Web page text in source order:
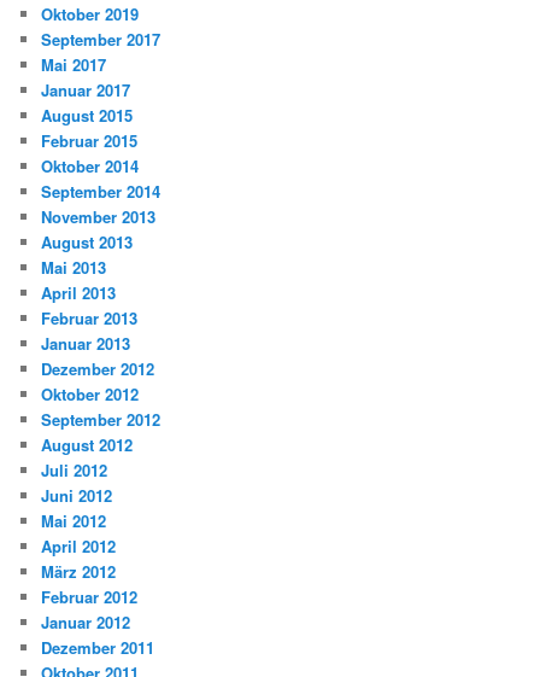
Oktober 2019
September 2017
Mai 2017
Januar 2017
August 2015
Februar 2015
Oktober 2014
September 2014
November 2013
August 2013
Mai 2013
April 2013
Februar 2013
Januar 2013
Dezember 2012
Oktober 2012
September 2012
August 2012
Juli 2012
Juni 2012
Mai 2012
April 2012
März 2012
Februar 2012
Januar 2012
Dezember 2011